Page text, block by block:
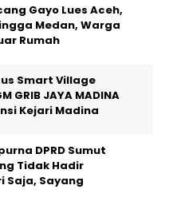
Gayo Lues Aceh,
Medan, Warga
Rumah
Smart Village
GRIB JAYA MADINA
Kejari Madina
DPRD Sumut
Tidak Hadir
Saja, Sayang